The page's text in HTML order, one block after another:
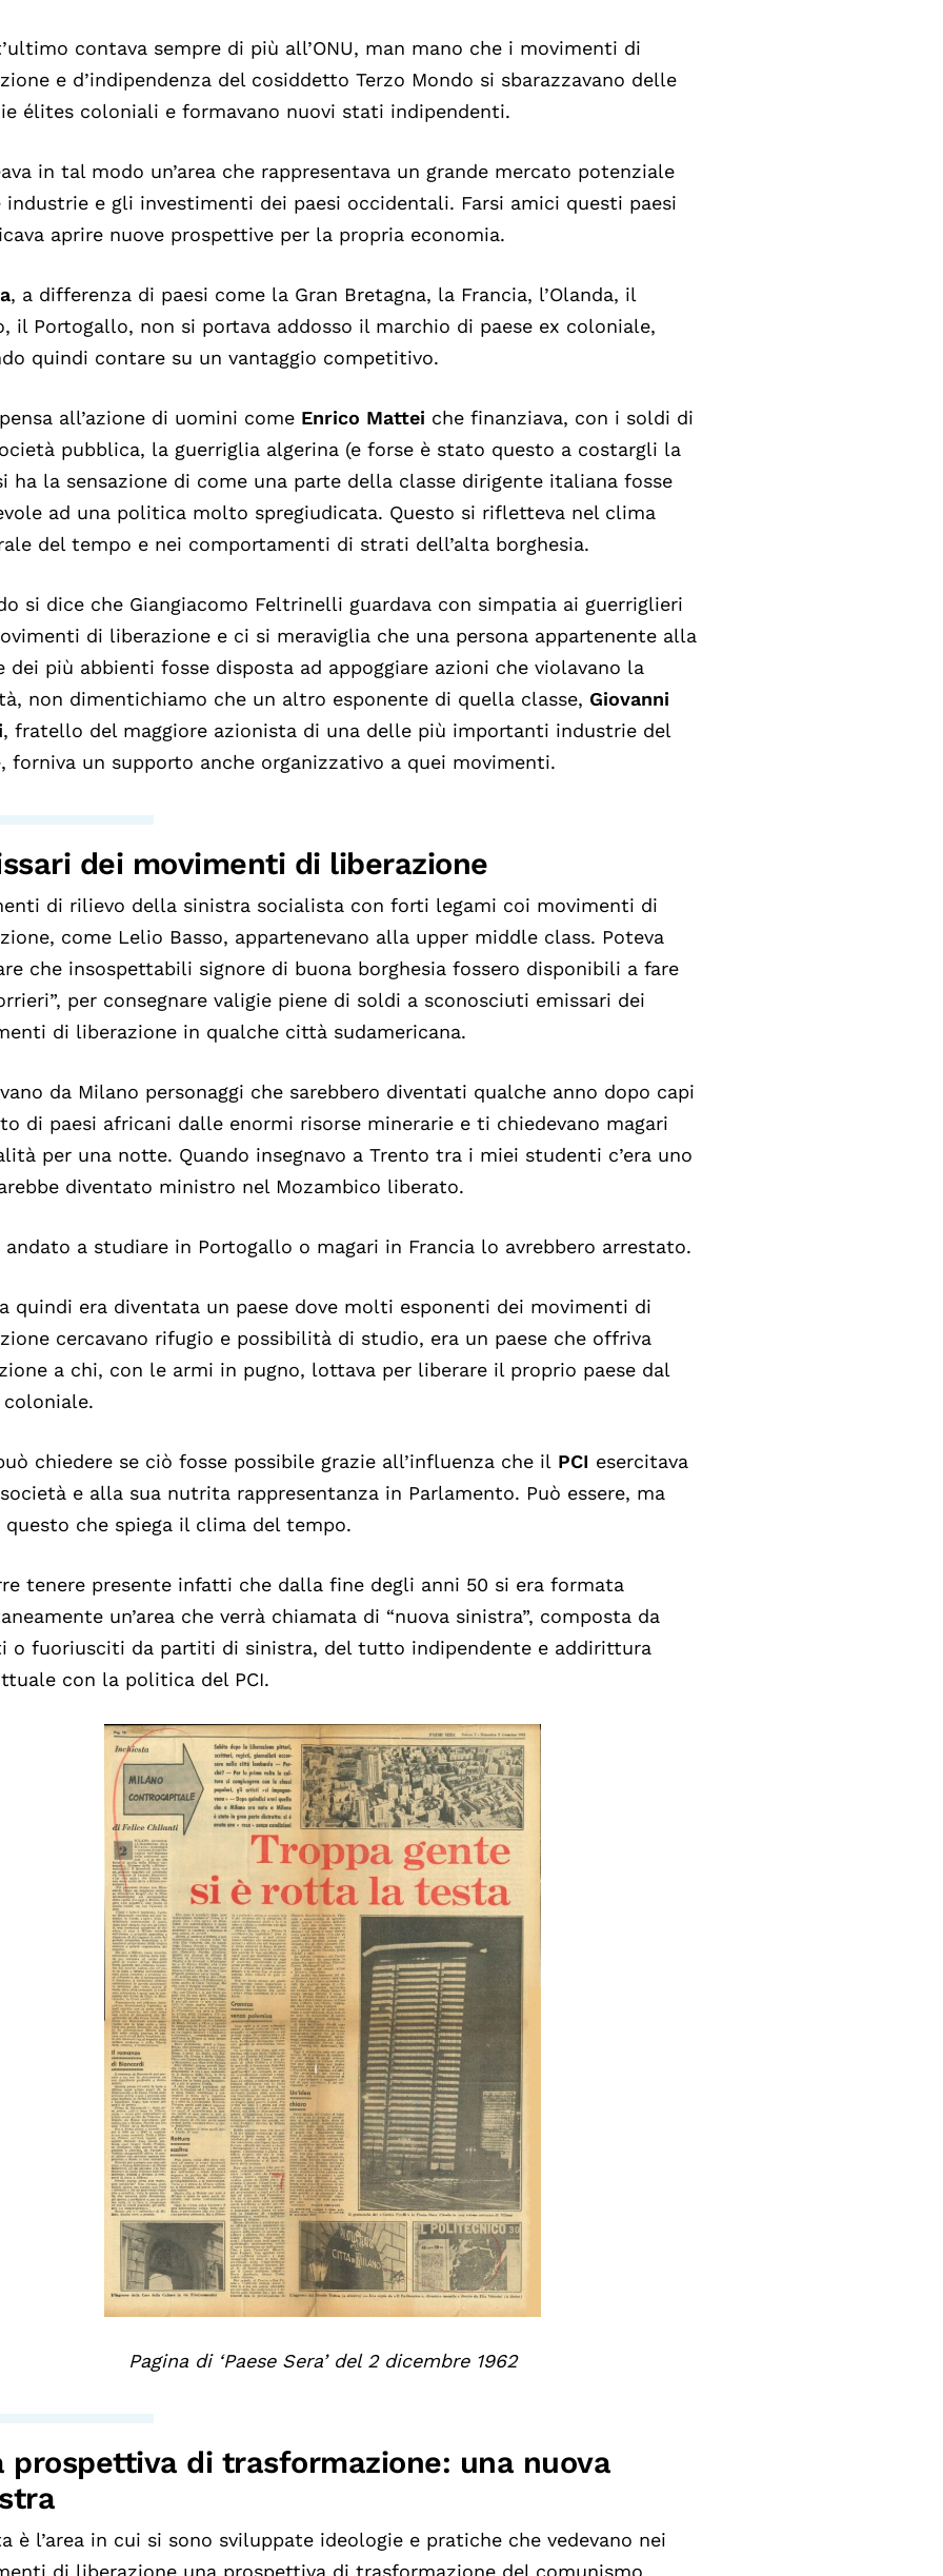
contava sempre di più all’ONU, man mano che i movimenti di
e d’indipendenza del cosiddetto Terzo Mondo si sbarazzavano delle
élites coloniali e formavano nuovi stati indipendenti.
in tal modo un’area che rappresentava un grande mercato potenziale
industrie e gli investimenti dei paesi occidentali. Farsi amici questi paesi
aprire nuove prospettive per la propria economia.
, a differenza di paesi come la Gran Bretagna, la Francia, l’Olanda, il
il Portogallo, non si portava addosso il marchio di paese ex coloniale,
quindi contare su un vantaggio competitivo.
all’azione di uomini come Enrico Mattei che finanziava, con i soldi di
pubblica, la guerriglia algerina (e forse è stato questo a costargli la
ha la sensazione di come una parte della classe dirigente italiana fosse
ad una politica molto spregiudicata. Questo si rifletteva nel clima
del tempo e nei comportamenti di strati dell’alta borghesia.
si dice che Giangiacomo Feltrinelli guardava con simpatia ai guerriglieri
di liberazione e ci si meraviglia che una persona appartenente alla
dei più abbienti fosse disposta ad appoggiare azioni che violavano la
non dimentichiamo che un altro esponente di quella classe, Giovanni
, fratello del maggiore azionista di una delle più importanti industrie del
forniva un supporto anche organizzativo a quei movimenti.
dei movimenti di liberazione
di rilievo della sinistra socialista con forti legami coi movimenti di
come Lelio Basso, appartenevano alla upper middle class. Poteva
che insospettabili signore di buona borghesia fossero disponibili a fare
per consegnare valigie piene di soldi a sconosciuti emissari dei
di liberazione in qualche città sudamericana.
da Milano personaggi che sarebbero diventati qualche anno dopo capi
di paesi africani dalle enormi risorse minerarie e ti chiedevano magari
per una notte. Quando insegnavo a Trento tra i miei studenti c’era uno
diventato ministro nel Mozambico liberato.
andato a studiare in Portogallo o magari in Francia lo avrebbero arrestato.
quindi era diventata un paese dove molti esponenti dei movimenti di
cercavano rifugio e possibilità di studio, era un paese che offriva
a chi, con le armi in pugno, lottava per liberare il proprio paese dal
coloniale.
chiedere se ciò fosse possibile grazie all’influenza che il PCI esercitava
e alla sua nutrita rappresentanza in Parlamento. Può essere, ma
questo che spiega il clima del tempo.
tenere presente infatti che dalla fine degli anni 50 si era formata
un’area che verrà chiamata di “nuova sinistra”, composta da
o fuoriusciti da partiti di sinistra, del tutto indipendente e addirittura
con la politica del PCI.
Pagina di ‘Paese Sera’ del 2 dicembre 1962
prospettiva di trasformazione: una nuova
è l’area in cui si sono sviluppate ideologie e pratiche che vedevano nei
di liberazione una prospettiva di trasformazione del comunismo